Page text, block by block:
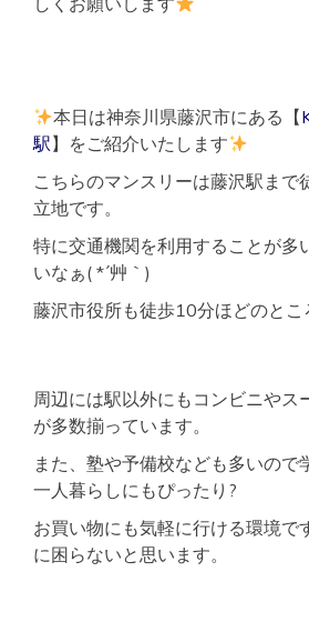
本日は神奈川県藤沢市にある【
駅】をご紹介いたします
こちらのマンスリーは藤沢駅まで
立地です。
特に交通機関を利用することが多
いなぁ( *´艸｀)
藤沢市役所も徒歩10分ほどのとこ
周辺には駅以外にもコンビニやス
が多数揃っています。
また、塾や予備校なども多いので
一人暮らしにもぴったり?
お買い物にも気軽に行ける環境で
に困らないと思います。